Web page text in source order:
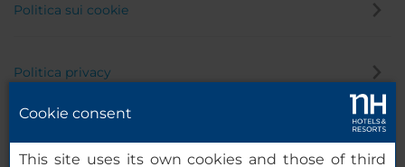
Politica sui cookie
Politica privacy
Cookie consent
This site uses its own cookies and those of third